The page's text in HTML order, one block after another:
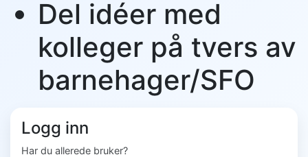
Del idéer med
kolleger på tvers av
barnehager/SFO
Logg inn
Har du allerede bruker?